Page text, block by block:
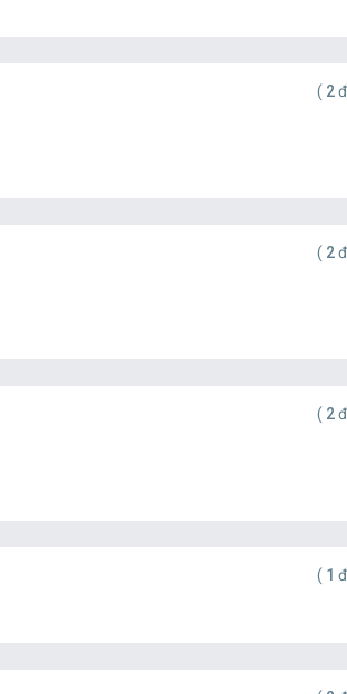
( 2
( 2
( 2
( 1